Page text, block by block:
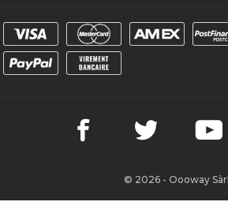
© 2026 - Oooway Sàrl